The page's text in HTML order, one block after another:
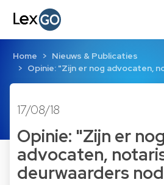
Home
Nieuws & Publicaties
Opinie: "Zijn er nog advocaten,
17/08/18
Opinie: "Zijn er nog
advocaten,
deurwaarders